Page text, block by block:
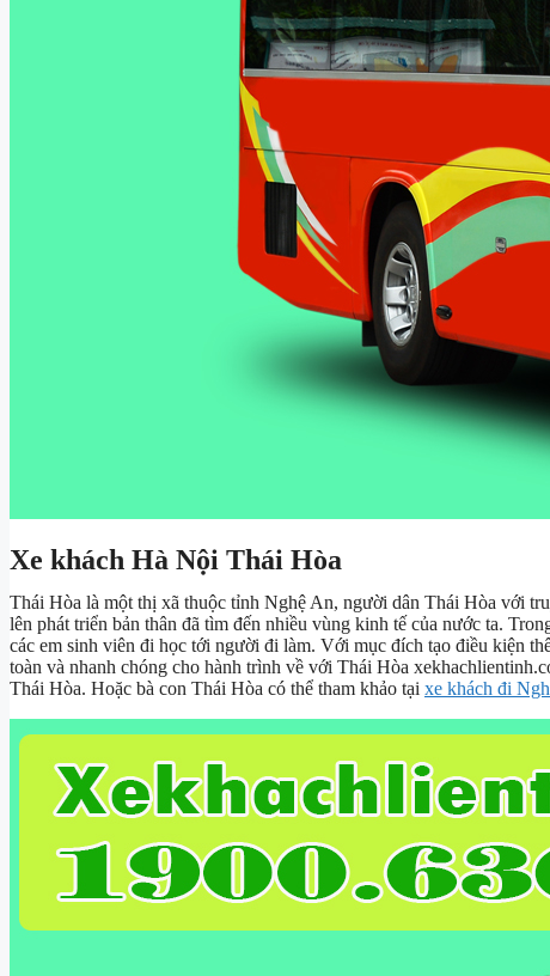
Xe khách Hà Nội Thái Hòa
Thái Hòa là một thị xã thuộc tỉnh Nghệ An, người dân Thái Hòa với
lên phát triển bản thân đã tìm đến nhiều vùng kinh tế của nước ta.
các em sinh viên đi học tới người đi làm. Với mục đích tạo điều kiện
toàn và nhanh chóng cho hành trình về với Thái Hòa
Thái Hòa. Hoặc bà con Thái Hòa có thể tham khảo tại xe khách đi